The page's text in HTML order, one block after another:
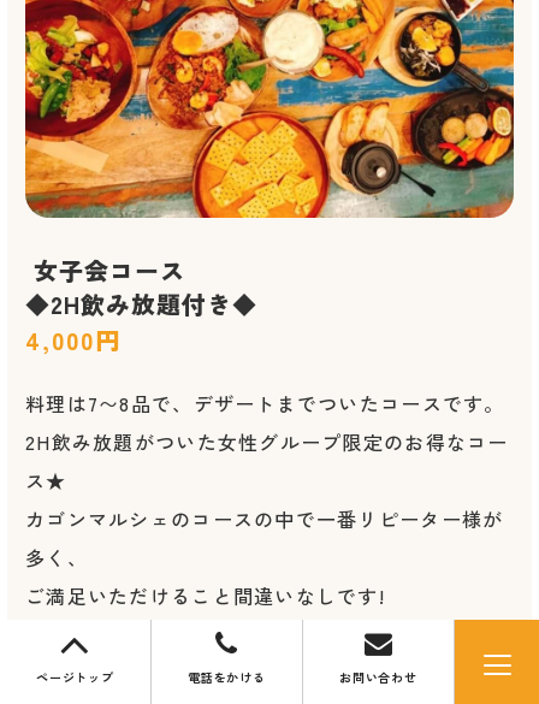
ページトップ 電話をかける お問い合わせ
女子会コース
​​​​​​​◆2H飲み放題付き◆​​​​​​​
4,000円
料理は7〜8品で、デザートまでついたコースです。
2H飲み放題がついた女性グループ限定のお得なコー
ス★
カゴンマルシェのコースの中で一番リピーター様が
多く、
ご満足いただけること間違いなしです!